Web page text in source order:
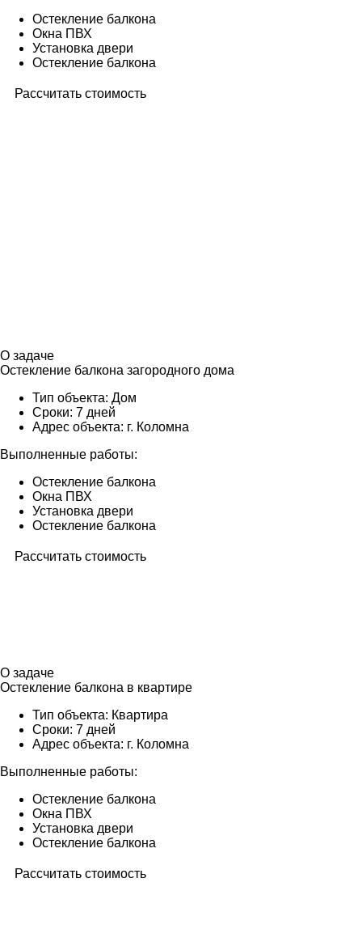
Остекление балкона
Окна ПВХ
Установка двери
Остекление балкона
Рассчитать стоимость
О задаче
Остекление балкона загородного дома
Тип объекта: Дом
Сроки: 7 дней
Адрес объекта: г. Коломна
Выполненные работы:
Остекление балкона
Окна ПВХ
Установка двери
Остекление балкона
Рассчитать стоимость
О задаче
Остекление балкона в квартире
Тип объекта: Квартира
Сроки: 7 дней
Адрес объекта: г. Коломна
Выполненные работы:
Остекление балкона
Окна ПВХ
Установка двери
Остекление балкона
Рассчитать стоимость